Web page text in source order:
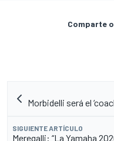
Comparte
Morbidelli será el
SIGUIENTE ARTÍCULO
Meregalli: “La Yamaha